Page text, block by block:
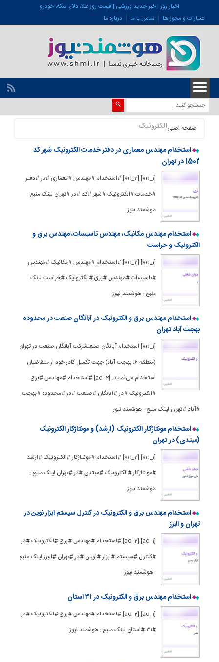
اخبار روز | خبر جدید ورزشی | قیمت روز طلا، دلار، سکه، خودرو
اعتبارات و مجوز ها
تماس با ما درباره ما
صفحه اصلیالکترونیک
استخدام مهندس معماری در دفتر خدمات الکترونیک شهر کد
1502 در تهران
[ad_1] [ad_2] #استخدام #مهندس #معماری #در #دفتر
#خدمات #الکترونیک #شهر #کد #در #تهران لینک منبع :
هوشمند نیوز
استخدام مهندس مکانیک، مهندس تاسیسات، مهندس برق و
الکترونیک و حراست
[ad_1] [ad_2] #استخدام #مهندس #مکانیک #مهندس
#تاسیسات #مهندس #برق #الکترونیک #حراست لینک
منبع : هوشمند نیوز
استخدام مهندس برق و الکترونیک در آبانگان صنعت در محدوده
بهجت آباد تهران
[ad_1] استخدام آبانگان صنعتشرکت آبانگان صنعت در تهران
(منطقه 6، بهجت آباد) جهت تکمیل کادر خود از متقاضیان
استخدام می‌نماید. [ad_2] #استخدام #مهندس #برق
#الکترونیک #در #آبانگان #صنعت #در #محدوده #بهجت
#آباد #تهران لینک منبع : هوشمند نیوز
استخدام مونتاژکار الکترونیک (ارشد) و مونتاژکار الکترونیک
(مبتدی) در تهران
[ad_1] [ad_2] #استخدام #مونتاژکار #الکترونیک #ارشد
#مونتاژکار #الکترونیک #مبتدی #در #تهران لینک منبع :
هوشمند نیوز
استخدام مهندس برق و الکترونیک در کنترل سیستم ابزار نوین در
تهران و البرز
[ad_1] [ad_2] #استخدام #مهندس #برق #الکترونیک #در
#کنترل #سیستم #ابزار #نوین #در #تهران #البرز لینک منبع
: هوشمند نیوز
استخدام مهندس برق و الکترونیک در ۳۱ استان
[ad_1] [ad_2] #استخدام #مهندس #برق #الکترونیک #در
#۳۱ #استان لینک منبع : هوشمند نیوز